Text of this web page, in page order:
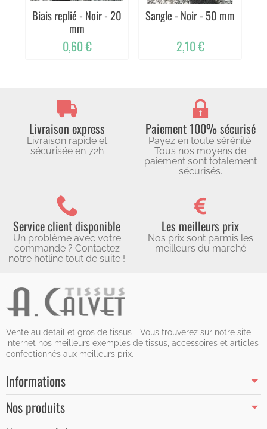
Biais replié - Noir - 20
mm
0,60 €
Sangle - Noir - 50 mm
2,10 €
Livraison express
Livraison rapide et
sécurisée en 72h
Paiement 100% sécurisé
Payez en toute sérénité.
Tous nos moyens de
paiement sont totalement
sécurisés.
Service client disponible
Un problème avec votre
commande ? Contactez
notre hotline tout de suite !
Les meilleurs prix
Nos prix sont parmis les
meilleurs du marché
Vente au détail et gros de tissus - Vous trouverez sur notre site
internet nos meilleurs exemples de tissus, accessoires et articles
confectionnés aux meilleurs prix.
Informations
Nos produits